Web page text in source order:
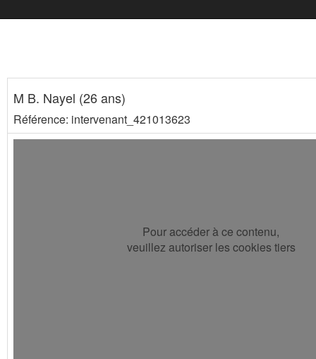
M B. Nayel (26 ans)
Référence: intervenant_421013623
Pour accéder à ce contenu,
veuillez autoriser les cookies tiers